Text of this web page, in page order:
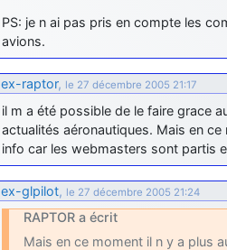
PS: je n ai pas pris en compte les
avions.
ex-raptor, le 27 décembre 2005 21:17
il m a été possible de le faire grace
actualités aéronautiques. Mais en
info car les webmasters sont partis
ex-glpilot, le 27 décembre 2005 21:24
RAPTOR a écrit
Mais en ce moment il n y a plus